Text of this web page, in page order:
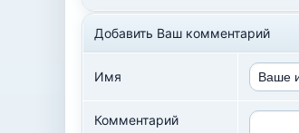
Добавить Ваш комментарий
Имя
Комментарий